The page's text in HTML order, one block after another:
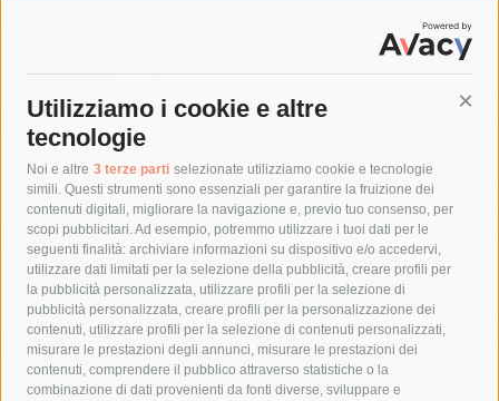
Utilizziamo i cookie e altre
tecnologie
Noi e altre 3 terze parti selezionate utilizziamo cookie e tecnologie
simili. Questi strumenti sono essenziali per garantire la fruizione dei
contenuti digitali, migliorare la navigazione e, previo tuo consenso, per
scopi pubblicitari. Ad esempio, potremmo utilizzare i tuoi dati per le
seguenti finalità: archiviare informazioni su dispositivo e/o accedervi,
utilizzare dati limitati per la selezione della pubblicità, creare profili per
la pubblicità personalizzata, utilizzare profili per la selezione di
pubblicità personalizzata, creare profili per la personalizzazione dei
contenuti, utilizzare profili per la selezione di contenuti personalizzati,
misurare le prestazioni degli annunci, misurare le prestazioni dei
contenuti, comprendere il pubblico attraverso statistiche o la
combinazione di dati provenienti da fonti diverse, sviluppare e
Domani e sabato interrotta la linea Eav
Napoli-Sorrento
Tag
acqua allerta meteo
anas
area marina protetta di punta campanella
arresto
Asl Napoli 3 sud
capitaneria di porto capri
carabinieri
castellammare di stabia
circumvesuviana
comune di sorrento
concerto
contagi
costiera amalfitana
covid-19 eav
elezioni